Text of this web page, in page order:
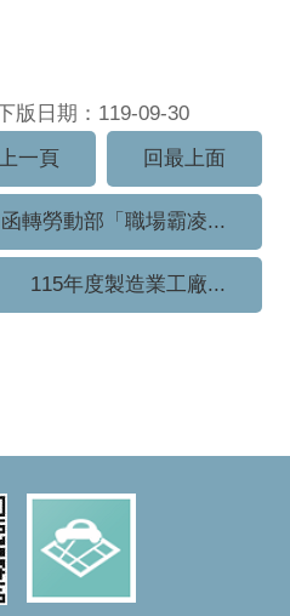
版日期：119-09-30
一頁
回最上面
函轉勞動部「職場霸凌...
115年度製造業工廠...